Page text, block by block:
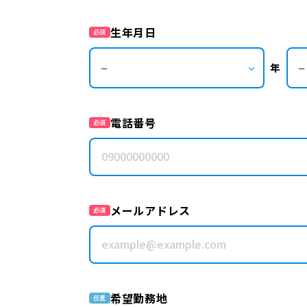
必須 生年月日
年
必須 電話番号
必須 メールアドレス
任意 希望勤務地